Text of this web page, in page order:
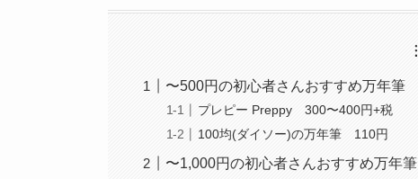
〜500円の初心者さんおすすめ万年筆
プレピー Preppy 300〜400円+税
100均(ダイソー)の万年筆 110円
〜1,000円の初心者さんおすすめ万年筆